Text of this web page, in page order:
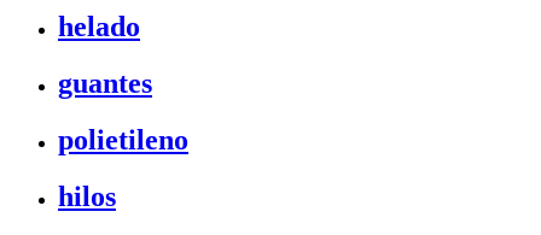
helado
guantes
polietileno
hilos